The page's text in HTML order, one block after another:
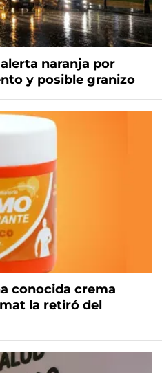
naranja por
y posible granizo
conocida crema
la retiró del